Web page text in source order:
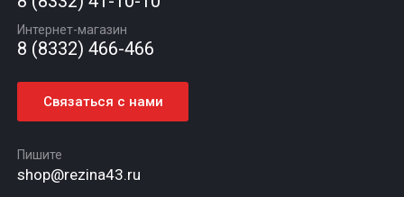
Контакты
Интернет-магазин
8 (8332) 466-466
Связаться с нами
Пишите
shop@rezina43.ru